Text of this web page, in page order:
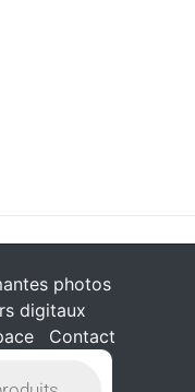
photos
digitaux
Contact